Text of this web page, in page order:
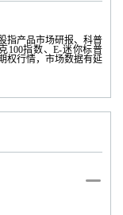
指产品市场研报、科普
100指数、E-迷你标普
权行情，市场数据有延